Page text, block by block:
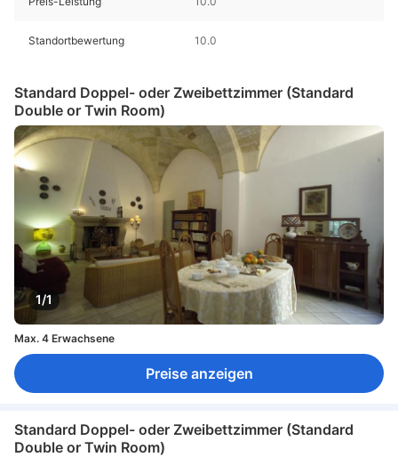
Standortbewertung 10.0
Standard Doppel- oder Zweibettzimmer (Standard
Double or Twin Room)
1/1
Max. 4 Erwachsene
Preise anzeigen
Standard Doppel- oder Zweibettzimmer (Standard
Double or Twin Room)